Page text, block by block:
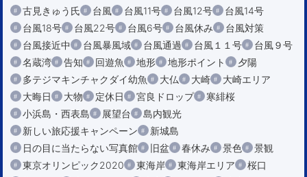
古見きゅう氏
台風 台風11号 台風12号
台風14号
台風18号
台風22号 台風6号 台風休み
台風対策
台風接近中
台風暴風域 台風通過 台風１１号
台風９号
名蔵湾
告知 回遊魚 地形 地形ポイント
夕陽
多テジマキンチャクダイ幼魚
大仏 大崎
大崎エリア
大晦日
大物 定休日 宮良ドロップ
寒緋桜
小浜島・西表島
展望台
島内観光
新しい旅応援キャンペーン
新城島
日の目に当たらない写真館
旧盆 春休み 景色
景観
東京オリンピック2020
東海岸 東海岸エリア
桜口